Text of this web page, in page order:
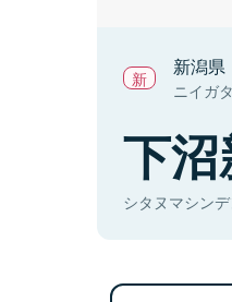
新潟県
ニイガ
下沼
シタヌマシン